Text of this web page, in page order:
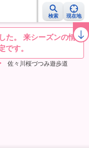
検索 現在地
お花見動画 目的別
た。 来シーズンの情報
です。
佐々川桜づつみ遊歩道